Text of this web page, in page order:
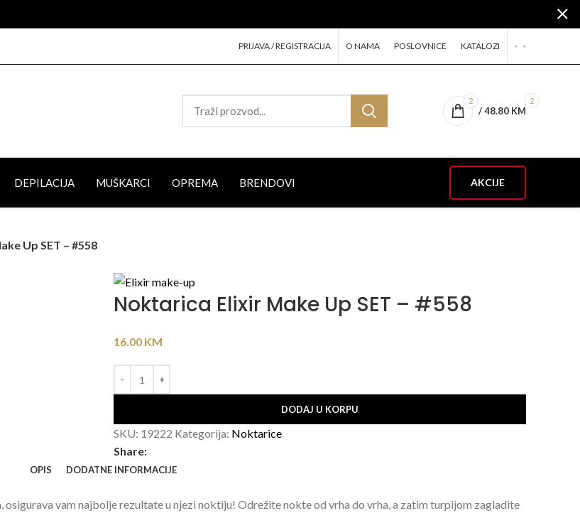
PRIJAVA / REGISTRACIJA O NAMA POSLOVNICE KATALOZI
2 2
/48.80 KM
DEPILACIJA MUŠKARCI OPREMA BRENDOVI AKCIJE
Up SET – #558
Noktarica Elixir Make Up SET – #558
16.00 KM
DODAJ U KORPU
SKU: 19222 Kategorija: Noktarice
Share:
OPIS DODATNE INFORMACIJE
osigurava vam najbolje rezultate u njezi noktiju! Odrežite nokte od vrha do vrha, a zatim turpijom zagladite